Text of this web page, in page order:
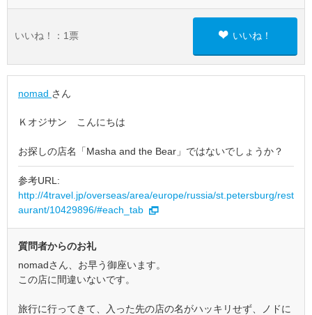
いいね！： 1 票 いいね！
nomad さん
Ｋオジサン こんにちは
お探しの店名「Masha and the Bear」ではないでしょうか？
参考URL:
http://4travel.jp/overseas/area/europe/russia/st.petersburg/rest
aurant/10429896/#each_tab
質問者からのお礼
nomadさん、お早う御座います。
この店に間違いないです。
旅行に行ってきて、入った先の店の名がハッキリせず、ノドに